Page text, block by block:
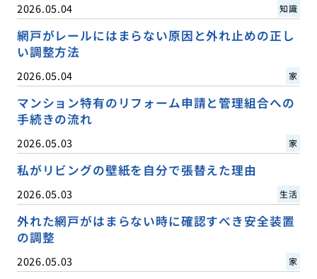
2026.05.04 知識
網戸がレールにはまらない原因と外れ止めの正し
い調整方法
2026.05.04 家
マンション特有のリフォーム申請と管理組合への
手続きの流れ
2026.05.03 家
私がリビングの壁紙を自分で張替えた理由
2026.05.03 生活
外れた網戸がはまらない時に確認すべき安全装置
の調整
2026.05.03 家